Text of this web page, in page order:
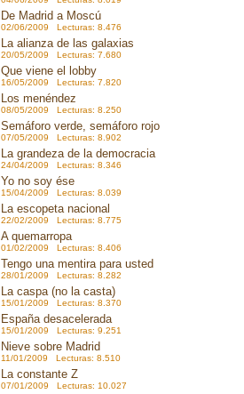
De Madrid a Moscú
02/06/2009 Lecturas: 8.476
La alianza de las galaxias
20/05/2009 Lecturas: 7.680
Que viene el lobby
16/05/2009 Lecturas: 7.820
Los menéndez
08/05/2009 Lecturas: 8.250
Semáforo verde, semáforo rojo
07/05/2009 Lecturas: 8.902
La grandeza de la democracia
24/04/2009 Lecturas: 8.346
Yo no soy ése
15/04/2009 Lecturas: 8.039
La escopeta nacional
22/02/2009 Lecturas: 8.775
A quemarropa
01/02/2009 Lecturas: 8.406
Tengo una mentira para usted
28/01/2009 Lecturas: 8.282
La caspa (no la casta)
15/01/2009 Lecturas: 8.370
España desacelerada
15/01/2009 Lecturas: 9.251
Nieve sobre Madrid
11/01/2009 Lecturas: 8.510
La constante Z
07/01/2009 Lecturas: 10.027